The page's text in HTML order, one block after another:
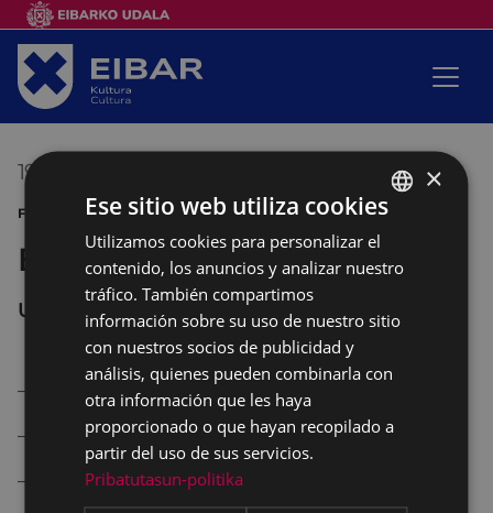
19/05/2018
FOTOGRAFÍA MAYO FOTOGRÁFICO
Encuentros en la calle
UNTZAGA
– Exposición colectiva al aire libre
– R etratos de estudio gratuitos
– Cámara Minutera
BASQUE
SPANISH
×
Ese sitio web utiliza cookies
Utilizamos cookies para personalizar el
contenido, los anuncios y analizar nuestro
tráfico. También compartimos
información sobre su uso de nuestro sitio
con nuestros socios de publicidad y
análisis, quienes pueden combinarla con
otra información que les haya
proporcionado o que hayan recopilado a
partir del uso de sus servicios.
Pribatutasun-politika